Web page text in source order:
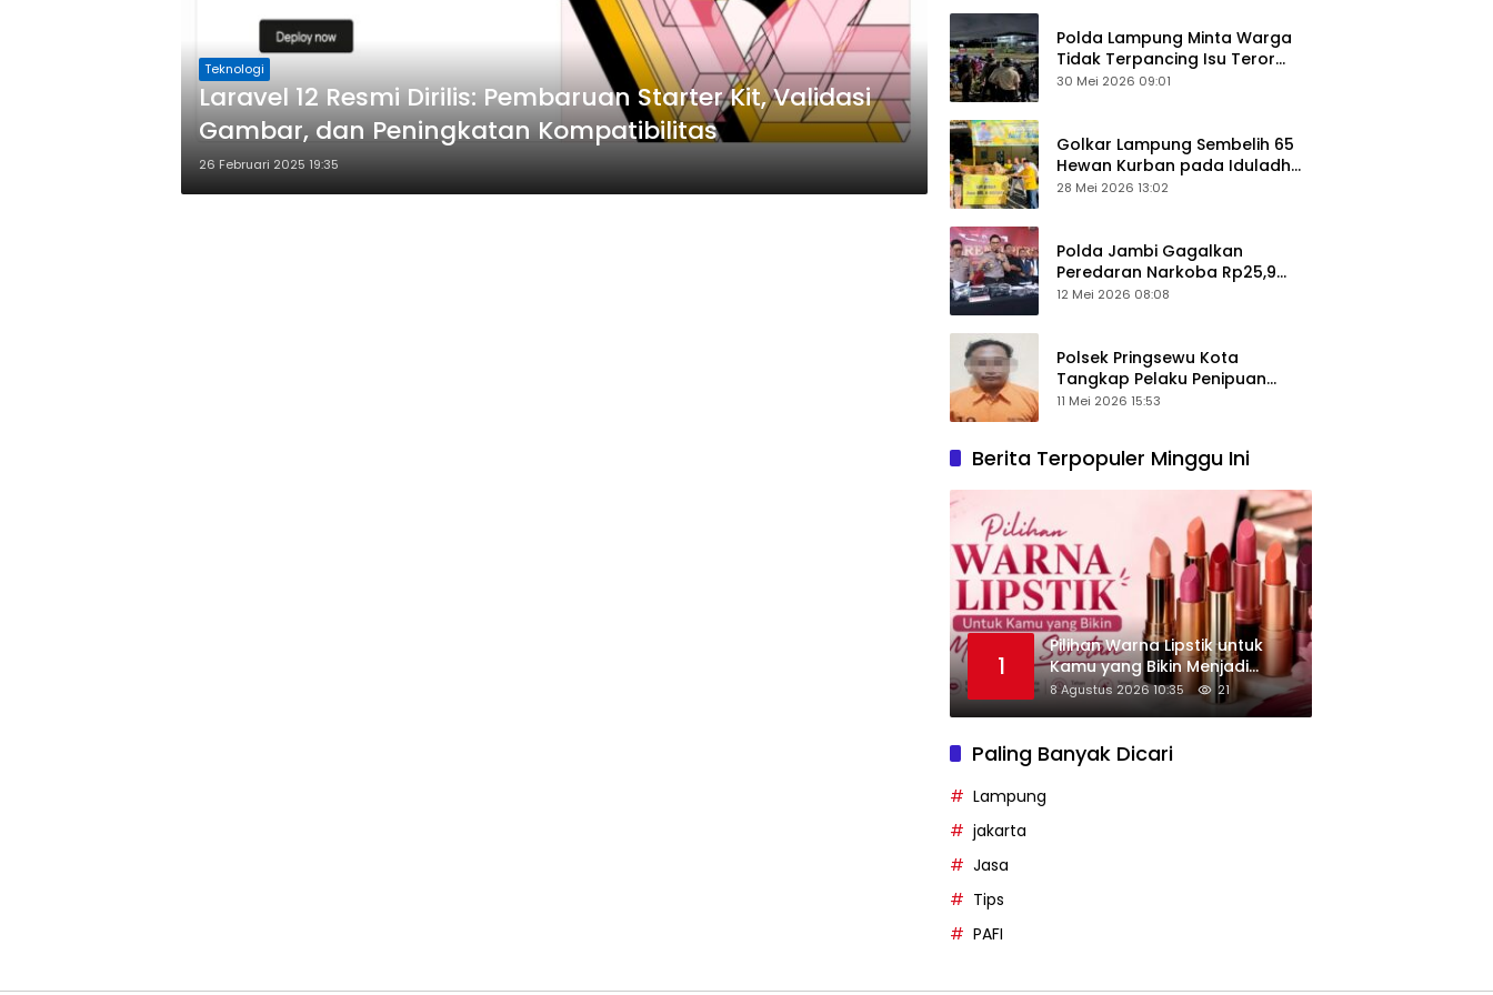
Teknologi
Laravel 12 Resmi Dirilis: Pembaruan Starter Kit, Validasi
Gambar, dan Peningkatan Kompatibilitas
26 Februari 2025 19:35
Polda Lampung Minta Warga
Tidak Terpancing Isu Teror
Pocong Palsu, Patroli
30 Mei 2026 09:01
Golkar Lampung Sembelih 65
Hewan Kurban pada Iduladha
1447 Hijriah
28 Mei 2026 13:02
Polda Jambi Gagalkan
Peredaran Narkoba Rp25,9
Miliar, Empat Tersangka
12 Mei 2026 08:08
Polsek Pringsewu Kota
Tangkap Pelaku Penipuan
Mobil, Sempat Kabur ke Jambi
11 Mei 2026 15:53
Berita Terpopuler Minggu Ini
1
Pilihan Warna Lipstik untuk
Kamu yang Bikin Menjadi
Sorotan
8 Agustus 2026 10:35 21
Paling Banyak Dicari
Lampung
jakarta
Jasa
Tips
PAFI